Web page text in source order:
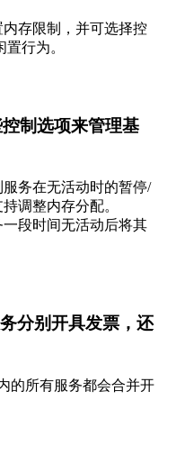
内存限制，并可选择控
行为。
制选项来管理基
务在无活动时的暂停/
调整内存分配。
段时间无活动后将其
分别开具发票，还
的所有服务都会合并开